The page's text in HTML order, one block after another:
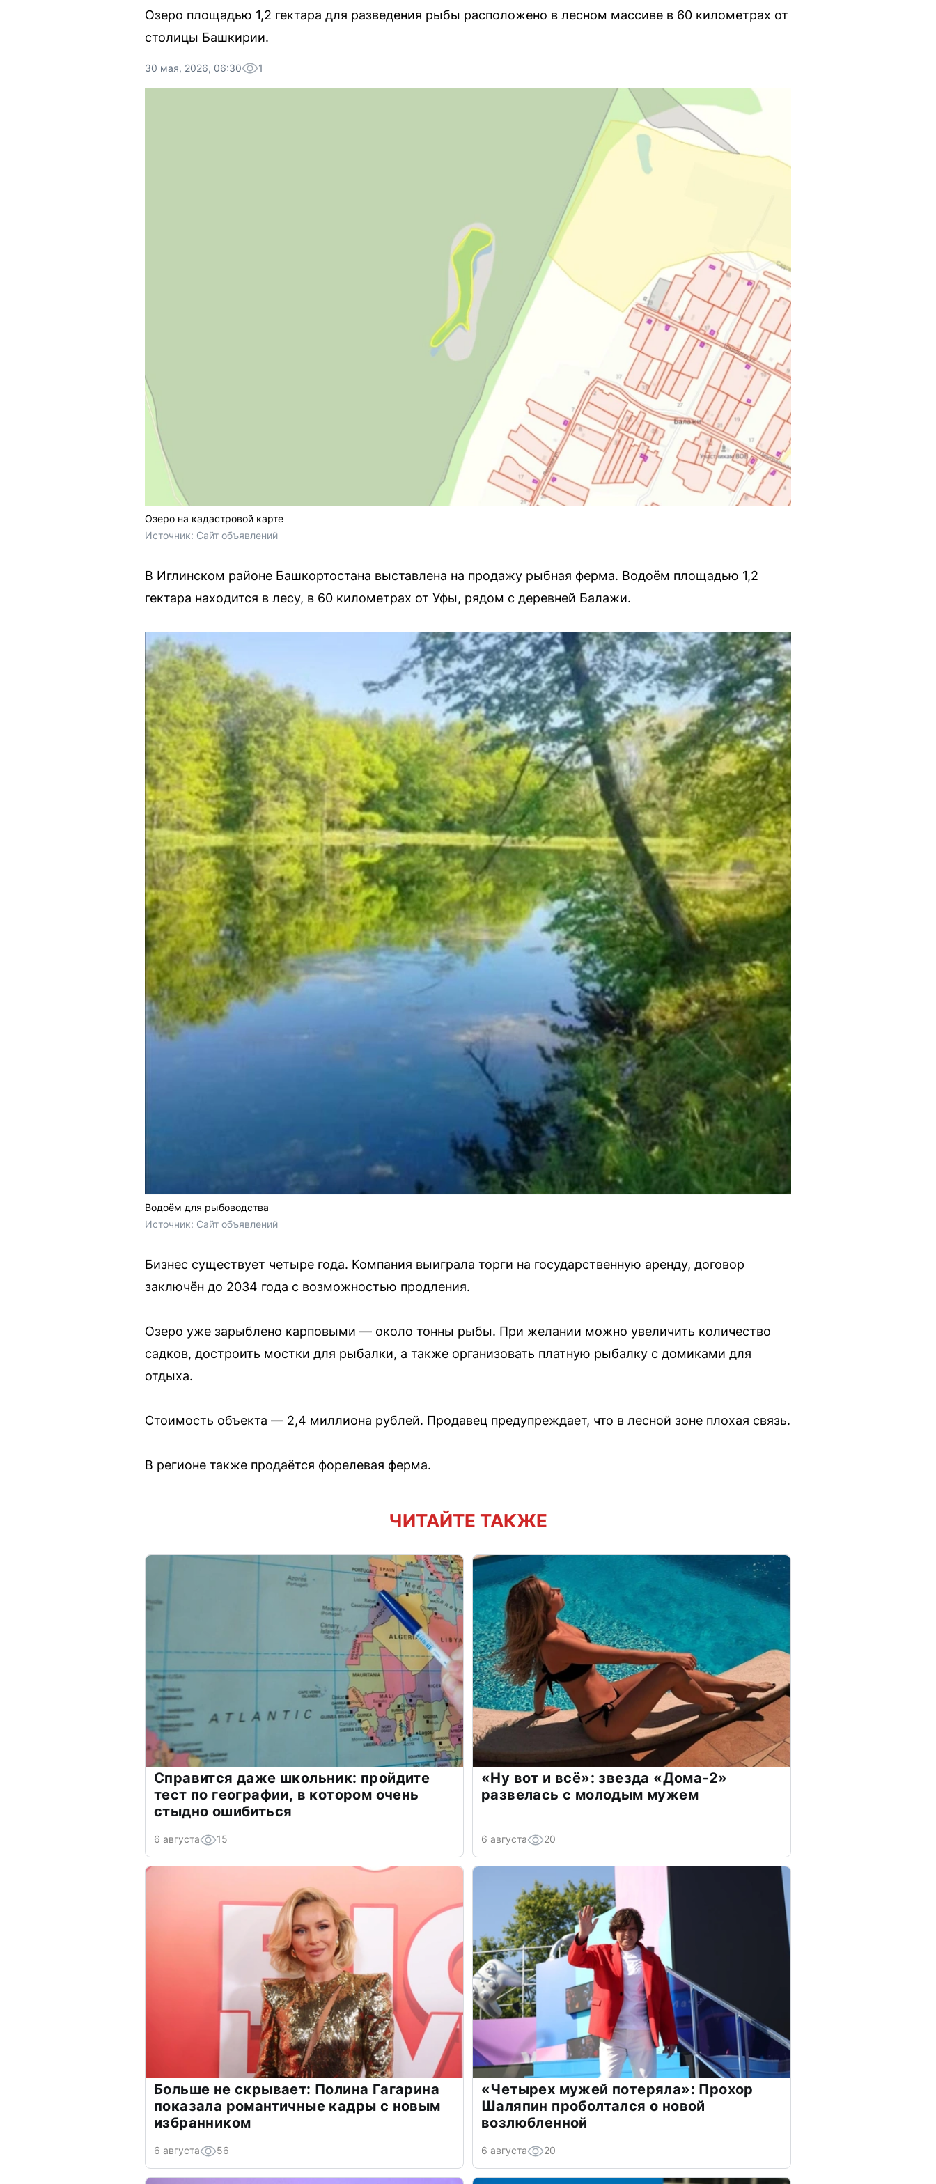
Озеро площадью 1,2 гектара для разведения рыбы расположено в лесном массиве в 60 километрах от
столицы Башкирии.
30 мая, 2026, 06:30 1
Озеро на кадастровой карте
Источник: Сайт объявлений
В Иглинском районе Башкортостана выставлена на продажу рыбная ферма. Водоём площадью 1,2
гектара находится в лесу, в 60 километрах от Уфы, рядом с деревней Балажи.
Водоём для рыбоводства
Источник: Сайт объявлений
Бизнес существует четыре года. Компания выиграла торги на государственную аренду, договор
заключён до 2034 года с возможностью продления.
Озеро уже зарыблено карповыми — около тонны рыбы. При желании можно увеличить количество
садков, достроить мостки для рыбалки, а также организовать платную рыбалку с домиками для
отдыха.
Стоимость объекта — 2,4 миллиона рублей. Продавец предупреждает, что в лесной зоне плохая связь.
В регионе также продаётся форелевая ферма.
ЧИТАЙТЕ ТАКЖЕ
Справится даже школьник: пройдите
тест по географии, в котором очень
стыдно ошибиться
6 августа 15
«Ну вот и всё»: звезда «Дома-2»
развелась с молодым мужем
6 августа 20
Больше не скрывает: Полина Гагарина
показала романтичные кадры с новым
избранником
6 августа 56
«Четырех мужей потеряла»: Прохор
Шаляпин проболтался о новой
возлюбленной
6 августа 20